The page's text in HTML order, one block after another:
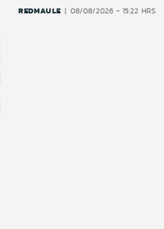
REDMAULE 08/08/2026 - 15:22 HRS